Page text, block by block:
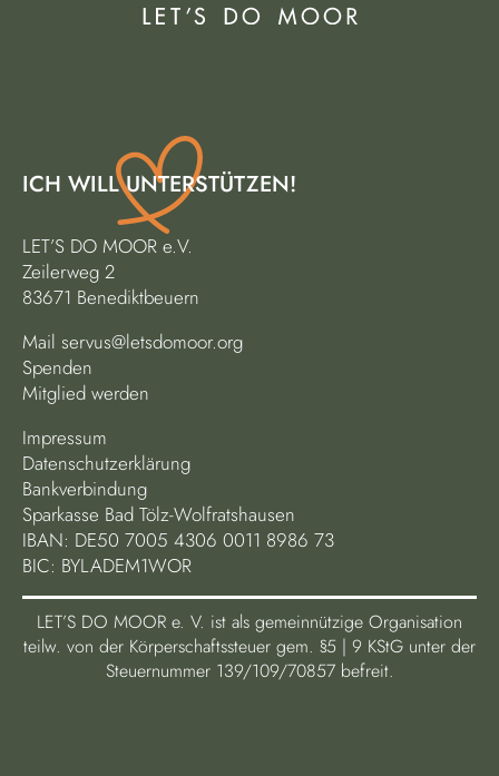
ICH WILL UNTERSTÜTZEN!
LET’S DO MOOR e.V.
Zeilerweg 2
83671 Benediktbeuern
Mail servus@letsdomoor.org
Spenden
Mitglied werden
Impressum
Datenschutzerklärung
Bankverbindung
Sparkasse Bad Tölz-Wolfratshausen
IBAN: DE50 7005 4306 0011 8986 73
BIC: BYLADEM1WOR
LET’S DO MOOR e. V. ist als gemeinnützige Organisation
teilw. von der Körperschaftssteuer gem. §5 | 9 KStG unter der
Steuernummer 139/109/70857 befreit.